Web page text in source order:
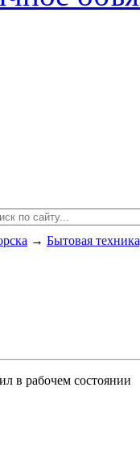
→ Бытовая
в рабочем состоянии